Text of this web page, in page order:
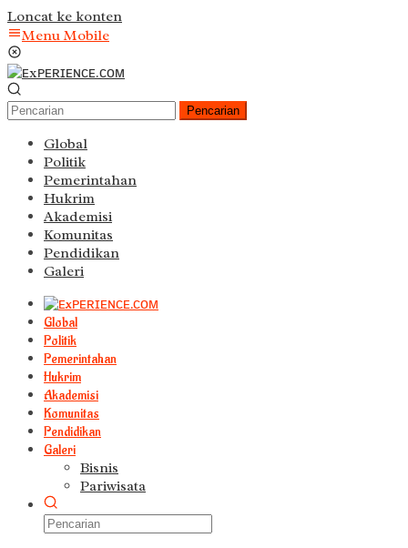
Loncat ke konten
Menu Mobile
Pencarian
Global
Politik
Pemerintahan
Hukrim
Akademisi
Komunitas
Pendidikan
Galeri
Global
Politik
Pemerintahan
Hukrim
Akademisi
Komunitas
Pendidikan
Galeri
Bisnis
Pariwisata